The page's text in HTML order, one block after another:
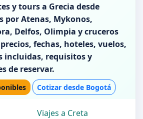
y tours a Grecia desde
por Atenas, Mykonos,
Delfos, Olimpia y cruceros
fechas, hoteles, vuelos,
incluidas, requisitos y
de reservar.
Cotizar desde Bogotá
Viajes a Creta